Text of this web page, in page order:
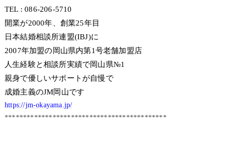
TEL : 086-206-5710
開業が2000年、創業25年目
日本結婚相談所連盟(IBJ)に
2007年加盟の岡山県内第1号老舗加盟店
人生経験と相談所実績で岡山県№1
親身で優しいサポートが自慢で
成婚主義のJM岡山です
https://jm-okayama.jp/
********************************************